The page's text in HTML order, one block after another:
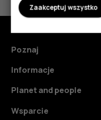
Tak Nie
Poznaj
Informacje
Planet and people
Wsparcie
Zaakceptuj wszystko